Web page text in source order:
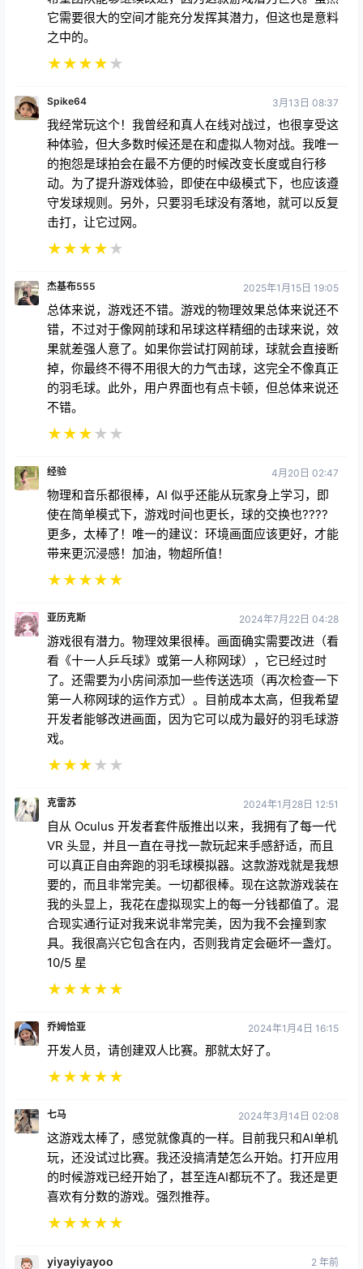
它需要很大的空间才能充分发挥其潜力，但这也是意料
之中的。
★★★★★
Spike64 3月13日 08:37
我经常玩这个！我曾经和真人在线对战过，也很享受这
种体验，但大多数时候还是在和虚拟人物对战。我唯一
的抱怨是球拍会在最不方便的时候改变长度或自行移
动。为了提升游戏体验，即使在中级模式下，也应该遵
守发球规则。另外，只要羽毛球没有落地，就可以反复
击打，让它过网。
★★★★★
杰基布555 2025年1月15日 19:05
总体来说，游戏还不错。游戏的物理效果总体来说还不
错，不过对于像网前球和吊球这样精细的击球来说，效
果就差强人意了。如果你尝试打网前球，球就会直接断
掉，你最终不得不用很大的力气击球，这完全不像真正
的羽毛球。此外，用户界面也有点卡顿，但总体来说还
不错。
★★★★ ★
经验 4月20日 02:47
物理和音乐都很棒，AI 似乎还能从玩家身上学习，即
使在简单模式下，游戏时间也更长，球的交换也????
更多，太棒了！唯一的建议：环境画面应该更好，才能
带来更沉浸感！加油，物超所值！
★★★★★
亚历克斯 2024年7月22日 04:28
游戏很有潜力。物理效果很棒。画面确实需要改进（看
看《十一人乒乓球》或第一人称网球），它已经过时
了。还需要为小房间添加一些传送选项（再次检查一下
第一人称网球的运作方式）。目前成本太高，但我希望
开发者能够改进画面，因为它可以成为最好的羽毛球游
戏。
★★★★ ★
克雷苏 2024年1月28日 12:51
自从 Oculus 开发者套件版推出以来，我拥有了每一代
VR 头显，并且一直在寻找一款玩起来手感舒适，而且
可以真正自由奔跑的羽毛球模拟器。这款游戏就是我想
要的，而且非常完美。一切都很棒。现在这款游戏装在
我的头显上，我花在虚拟现实上的每一分钱都值了。混
合现实通行证对我来说非常完美，因为我不会撞到家
具。我很高兴它包含在内，否则我肯定会砸坏一盏灯。
10/5 星
★★★★★
乔姆恰亚 2024年1月4日 16:15
开发人员，请创建双人比赛。那就太好了。
★★★★★
七马 2024年3月14日 02:08
这游戏太棒了，感觉就像真的一样。目前我只和AI单机
玩，还没试过比赛。我还没搞清楚怎么开始。打开应用
的时候游戏已经开始了，甚至连AI都玩不了。我还是更
喜欢有分数的游戏。强烈推荐。
★★★★★
yiyayiyayoo 2 年前